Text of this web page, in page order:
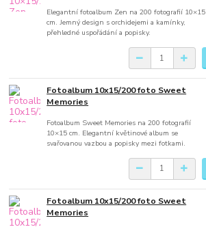
Elegantní fotoalbum Zen na 200 fotografií 10×15
cm. Jemný design s orchidejemi a kamínky,
přehledné uspořádání a popisky.
Fotoalbum 10x15/200 foto Sweet
Memories
Fotoalbum Sweet Memories na 200 fotografií
10×15 cm. Elegantní květinové album se
svařovanou vazbou a popisky mezi fotkami.
Fotoalbum 10x15/200 foto Sweet
Memories